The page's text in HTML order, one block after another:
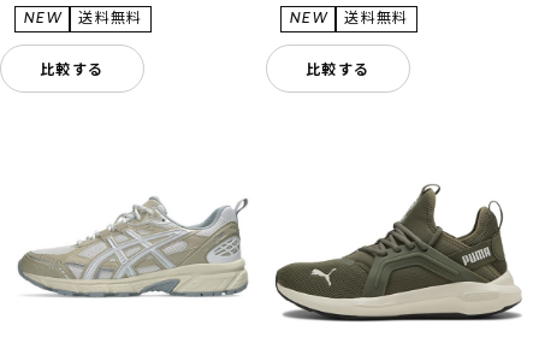
比較する 比較する